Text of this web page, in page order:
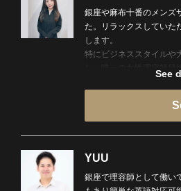
銀座や麻布十番のメンズ
た。リラックスしていた
します。
特にビジネススタイルや
し、唯一の女性理容師目
ャルエステもご相談くだ
カットやマッサージを通
癒やして頂けたら嬉しい
お待ちしております
See
YUU
銀座で理容師として働い